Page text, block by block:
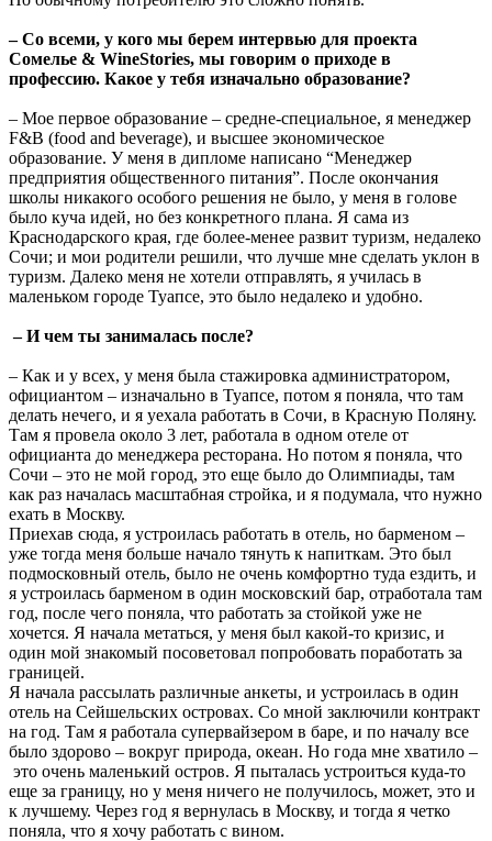
– Со всеми, у кого мы берем интервью для проекта
Сомелье & WineStories, мы говорим о приходе в
профессию. Какое у тебя изначально образование?
– Мое первое образование – средне-специальное, я менеджер
F&B (food and beverage), и высшее экономическое
образование. У меня в дипломе написано “Менеджер
предприятия общественного питания”. После окончания
школы никакого особого решения не было, у меня в голове
было куча идей, но без конкретного плана. Я сама из
Краснодарского края, где более-менее развит туризм, недалеко
Сочи; и мои родители решили, что лучше мне сделать уклон в
туризм. Далеко меня не хотели отправлять, я училась в
маленьком городе Туапсе, это было недалеко и удобно.
– И чем ты занималась после?
– Как и у всех, у меня была стажировка администратором,
официантом – изначально в Туапсе, потом я поняла, что там
делать нечего, и я уехала работать в Сочи, в Красную Поляну.
Там я провела около 3 лет, работала в одном отеле от
официанта до менеджера ресторана. Но потом я поняла, что
Сочи – это не мой город, это еще было до Олимпиады, там
как раз началась масштабная стройка, и я подумала, что нужно
ехать в Москву.
Приехав сюда, я устроилась работать в отель, но барменом –
уже тогда меня больше начало тянуть к напиткам. Это был
подмосковный отель, было не очень комфортно туда ездить, и
я устроилась барменом в один московский бар, отработала там
год, после чего поняла, что работать за стойкой уже не
хочется. Я начала метаться, у меня был какой-то кризис, и
один мой знакомый посоветовал попробовать поработать за
границей.
Я начала рассылать различные анкеты, и устроилась в один
отель на Сейшельских островах. Со мной заключили контракт
на год. Там я работала супервайзером в баре, и по началу все
было здорово – вокруг природа, океан. Но года мне хватило –
это очень маленький остров. Я пыталась устроиться куда-то
еще за границу, но у меня ничего не получилось, может, это и
к лучшему. Через год я вернулась в Москву, и тогда я четко
поняла, что я хочу работать с вином.